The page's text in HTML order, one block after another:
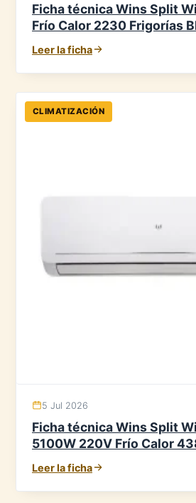
Ficha técnica Wins Split
Frío Calor 2230 Frigorías
Leer la ficha
CLIMATIZACIÓN
5 Jul 2026
Ficha técnica Wins Split
5100W 220V Frío Calor
Leer la ficha